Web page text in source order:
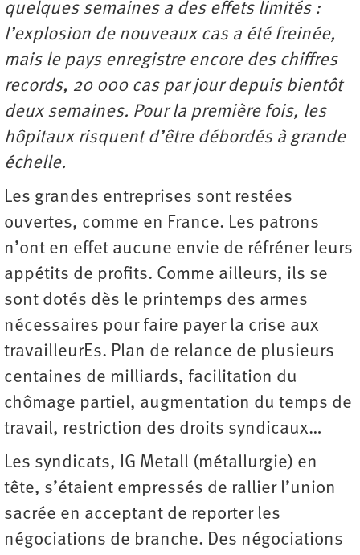
quelques semaines a des effets limités :
l’explosion de nouveaux cas a été freinée,
mais le pays enregistre encore des chiffres
records, 20 000 cas par jour depuis bientôt
deux semaines. Pour la première fois, les
hôpitaux risquent d’être débordés à grande
échelle.
Les grandes entreprises sont restées
ouvertes, comme en France. Les patrons
n’ont en effet aucune envie de réfréner leurs
appétits de profits. Comme ailleurs, ils se
sont dotés dès le printemps des armes
nécessaires pour faire payer la crise aux
travailleurEs. Plan de relance de plusieurs
centaines de milliards, facilitation du
chômage partiel, augmentation du temps de
travail, restriction des droits syndicaux…
Les syndicats, IG Metall (métallurgie) en
tête, s’étaient empressés de rallier l’union
sacrée en acceptant de reporter les
négociations de branche. Des négociations